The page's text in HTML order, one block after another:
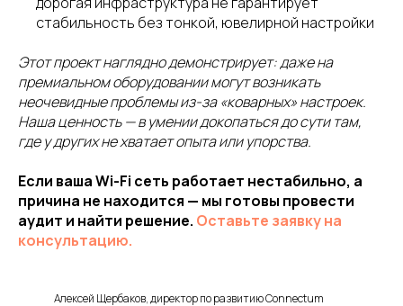
стабильность без тонкой, ювелирной настройки
Этот проект наглядно демонстрирует: даже на
премиальном оборудовании могут возникать
неочевидные проблемы из-за «коварных» настроек.
Наша ценность — в умении докопаться до сути там,
где у других не хватает опыта или упорства.
Если ваша Wi-Fi сеть работает нестабильно, а
причина не находится — мы готовы провести
аудит и найти решение. Оставьте заявку на
консультацию.
Алексей Щербаков, директор по развитию Connectum